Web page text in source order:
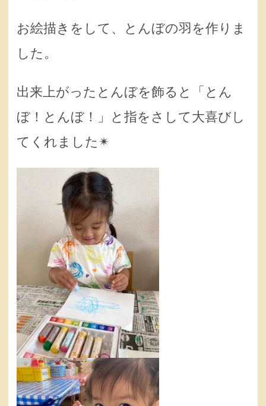
お絵描きをして、とんぼの羽を作りま
した。
出来上がったとんぼを飾ると「とん
ぼ！とんぼ！」と指をさして大喜びし
てくれました✴︎